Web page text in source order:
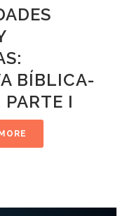
BÍBLICA-
I